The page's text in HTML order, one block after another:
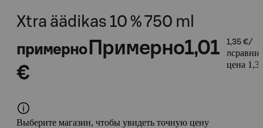
Xtra äädikas 10 % 750 ml
примерно Примерно1,01
€
1,35 €/
л
цена
Выберите магазин, чтобы увидеть точную цену